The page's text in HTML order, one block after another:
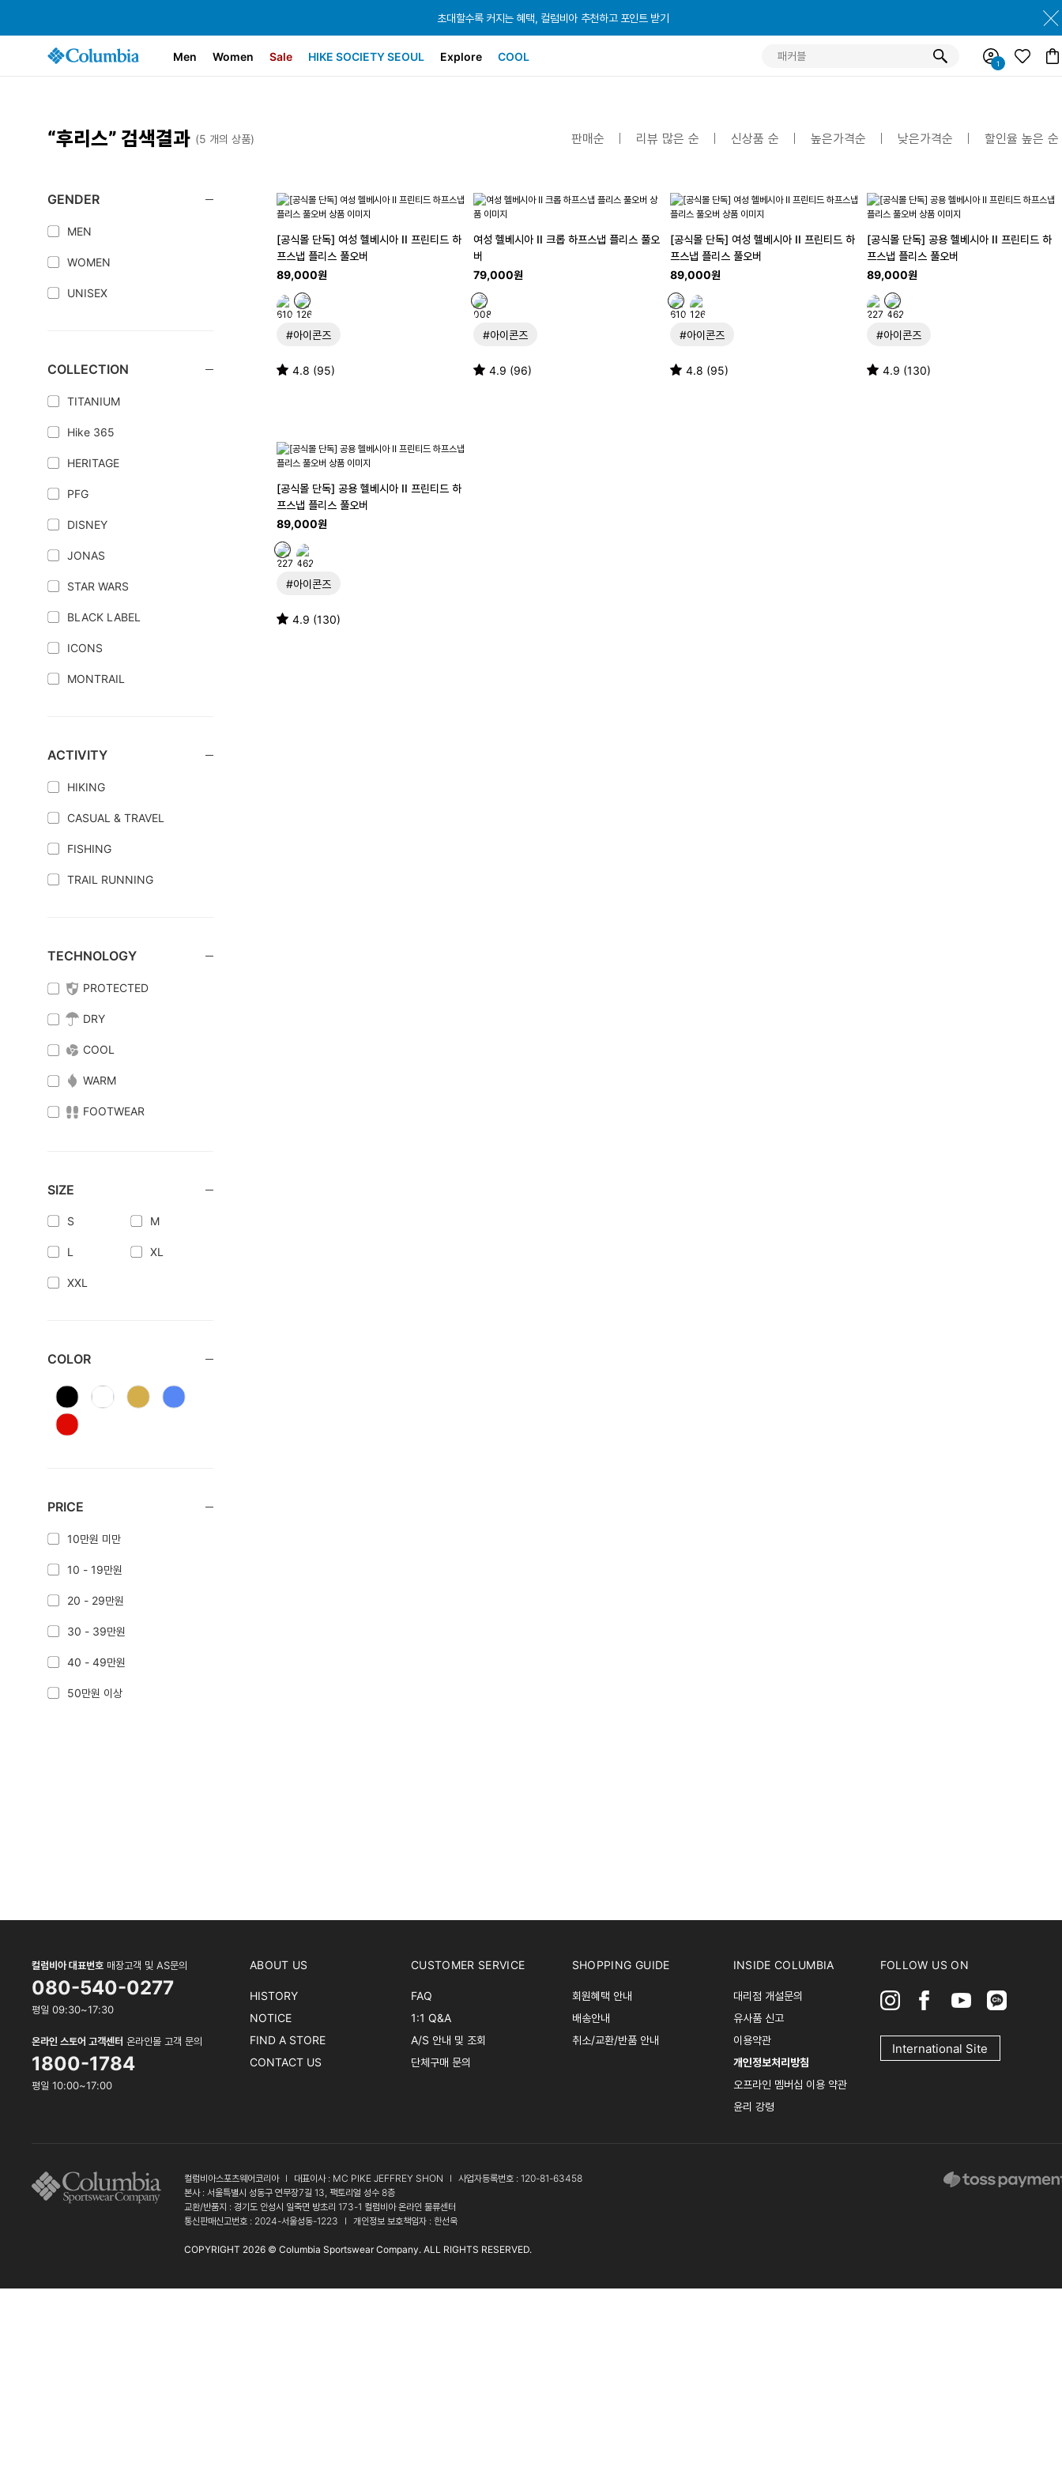
초대할수록 커지는 혜택, 컬럼비아 추천하고 포인트 받기
초대할수록 커지는 혜택, 컬럼비아 추천하고 포인트 받기
초대할수록 커지는 혜택, 컬럼비아 추천하고 포인트 받기
Men Women Sale HIKE SOCIETY SEOUL Explore COOL
“후리스” 검색결과 (5 개의 상품) 판매순 리뷰 많은 순 신상품 순 높은가격순 낮은가격순 할인율 높은 순
GENDER
MEN
WOMEN
UNISEX
COLLECTION
TITANIUM
Hike 365
HERITAGE
PFG
DISNEY
JONAS
STAR WARS
BLACK LABEL
ICONS
MONTRAIL
ACTIVITY
HIKING
CASUAL & TRAVEL
FISHING
TRAIL RUNNING
TECHNOLOGY
PROTECTED
DRY
COOL
WARM
FOOTWEAR
SIZE
S M
L XL
XXL
COLOR
PRICE
10만원 미만
10 - 19만원
20 - 29만원
30 - 39만원
40 - 49만원
50만원 이상
[공식몰 단독] 여성 헬베시아 II 프린티드 하
프스냅 플리스 풀오버
89,000원
#아이콘즈
4.8 (95)
여성 헬베시아 II 크롭 하프스냅 플리스 풀오
버
79,000원
#아이콘즈
4.9 (96)
[공식몰 단독] 여성 헬베시아 II 프린티드 하
프스냅 플리스 풀오버
89,000원
#아이콘즈
4.8 (95)
[공식몰 단독] 공용 헬베시아 II 프린티드 하
프스냅 플리스 풀오버
89,000원
#아이콘즈
4.9 (130)
[공식몰 단독] 공용 헬베시아 II 프린티드 하
프스냅 플리스 풀오버
89,000원
#아이콘즈
4.9 (130)
컬럼비아 대표번호 매장고객 및 AS문의
080-540-0277
평일 09:30~17:30
온라인 스토어 고객센터 온라인몰 고객 문의
1800-1784
평일 10:00~17:00
ABOUT US
HISTORY
NOTICE
FIND A STORE
CONTACT US
CUSTOMER SERVICE
FAQ
1:1 Q&A
A/S 안내 및 조회
단체구매 문의
SHOPPING GUIDE
회원혜택 안내
배송안내
취소/교환/반품 안내
INSIDE COLUMBIA
대리점 개설문의
유사품 신고
이용약관
개인정보처리방침
오프라인 멤버십 이용 약관
윤리 강령
FOLLOW US ON
International Site
컬럼비아스포츠웨어코리아 l 대표이사 : MC PIKE JEFFREY SHON l
사업자등록번호 : 120-81-63458
본사 : 서울특별시 성동구 연무장7길 13, 팩토리얼 성수 8층
교환/반품지 : 경기도 안성시 일죽면 방초리 173-1 컬럼비아 온라인 물류센터
통신판매신고번호 : 2024-서울성동-1223
l 개인정보 보호책임자 : 한선욱
COPYRIGHT 2026 © Columbia Sportswear Company. ALL RIGHTS RESERVED.